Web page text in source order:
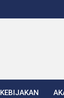
KEBIJAKAN